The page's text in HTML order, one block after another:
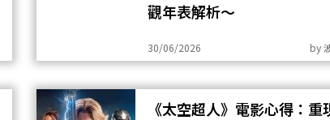
觀年表解析～
30/06/2026 by
《太空超人》電影心得：重